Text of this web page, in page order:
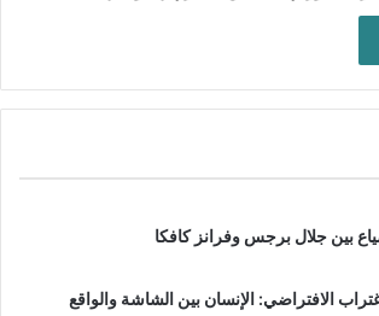
بين جلال برجس وفرانز كافكا
الافتراضي: الإنسان بين الشاشة والواقع